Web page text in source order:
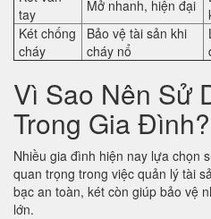
tay
Mở nhanh, hiện đại
Két chống
cháy
Bảo vệ tài sản khi
cháy nổ
Vì Sao Nên Sử
Trong Gia Đình?
Nhiều gia đình hiện nay lựa chọn
quan trọng trong việc quản lý tài
bạc an toàn, két còn giúp bảo vệ
lớn.